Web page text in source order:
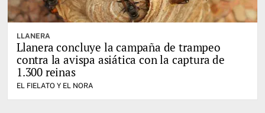
LLANERA
Llanera concluye la campaña de trampeo
contra la avispa asiática con la captura de
1.300 reinas
EL FIELATO Y EL NORA